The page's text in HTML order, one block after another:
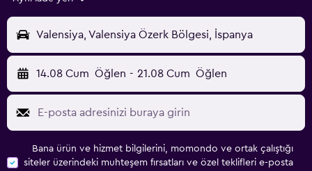
Valensiya, Valensiya Özerk Bölgesi, İspanya
14.08 Cum Öğlen - 21.08 Cum Öğlen
Bana ürün ve hizmet bilgilerini, momondo ve ortak çalıştığı
siteler üzerindeki muhteşem fırsatları ve özel teklifleri e-posta